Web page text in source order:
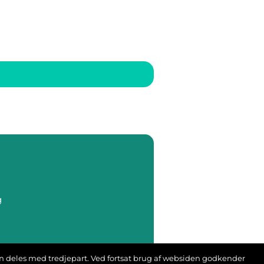
med tredjepart. Ved fortsat brug af websiden godkender